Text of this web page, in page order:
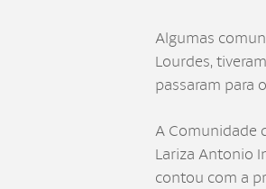
Algumas
Lourdes,
passaram para
A Comunidade
Lariza Antonio
contou com a